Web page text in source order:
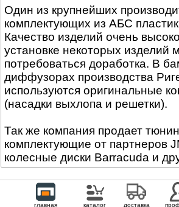
Один из крупнейших
комплектующих из АБС
Качество изделий очень
установке некоторых изделий
потребоваться доработка. В
диффузорах производства
используются оригинальные
(насадки выхлопа и решетки).
Так же компания продает
комплектующие от партнеров
колесные диски Barracuda и
главная каталог доставка